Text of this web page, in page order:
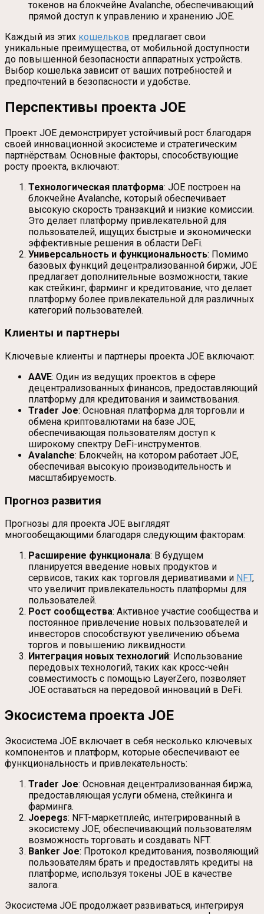
токенов на блокчейне Avalanche, обеспечивающий
прямой доступ к управлению и хранению JOE.
Каждый из этих кошельков предлагает свои
уникальные преимущества, от мобильной доступности
до повышенной безопасности аппаратных устройств.
Выбор кошелька зависит от ваших потребностей и
предпочтений в безопасности и удобстве.
Перспективы проекта JOE
Проект JOE демонстрирует устойчивый рост благодаря
своей инновационной экосистеме и стратегическим
партнёрствам. Основные факторы, способствующие
росту проекта, включают:
Технологическая платформа: JOE построен на
блокчейне Avalanche, который обеспечивает
высокую скорость транзакций и низкие комиссии.
Это делает платформу привлекательной для
пользователей, ищущих быстрые и экономически
эффективные решения в области DeFi.
Универсальность и функциональность: Помимо
базовых функций децентрализованной биржи, JOE
предлагает дополнительные возможности, такие
как стейкинг, фарминг и кредитование, что делает
платформу более привлекательной для различных
категорий пользователей.
Клиенты и партнеры
Ключевые клиенты и партнеры проекта JOE включают:
AAVE: Один из ведущих проектов в сфере
децентрализованных финансов, предоставляющий
платформу для кредитования и заимствования.
Trader Joe: Основная платформа для торговли и
обмена криптовалютами на базе JOE,
обеспечивающая пользователям доступ к
широкому спектру DeFi-инструментов.
Avalanche: Блокчейн, на котором работает JOE,
обеспечивая высокую производительность и
масштабируемость.
Прогноз развития
Прогнозы для проекта JOE выглядят
многообещающими благодаря следующим факторам:
Расширение функционала: В будущем
планируется введение новых продуктов и
сервисов, таких как торговля деривативами и NFT,
что увеличит привлекательность платформы для
пользователей.
Рост сообщества: Активное участие сообщества и
постоянное привлечение новых пользователей и
инвесторов способствуют увеличению объема
торгов и повышению ликвидности.
Интеграция новых технологий: Использование
передовых технологий, таких как кросс-чейн
совместимость с помощью LayerZero, позволяет
JOE оставаться на передовой инноваций в DeFi.
Экосистема проекта JOE
Экосистема JOE включает в себя несколько ключевых
компонентов и платформ, которые обеспечивают ее
функциональность и привлекательность:
Trader Joe: Основная децентрализованная биржа,
предоставляющая услуги обмена, стейкинга и
фарминга.
Joepegs: NFT-маркетплейс, интегрированный в
экосистему JOE, обеспечивающий пользователям
возможность торговать и создавать NFT.
Banker Joe: Протокол кредитования, позволяющий
пользователям брать и предоставлять кредиты на
платформе, используя токены JOE в качестве
залога.
Экосистема JOE продолжает развиваться, интегрируя